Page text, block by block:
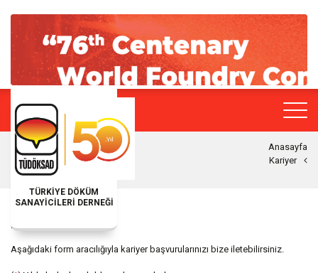
TÜRKİYE DÖKÜM
SANAYİCİLERİ DERNEĞİ
Anasayfa
Kariyer
KARIYER
Aşağıdaki form aracılığıyla kariyer başvurularınızı bize iletebilirsiniz.